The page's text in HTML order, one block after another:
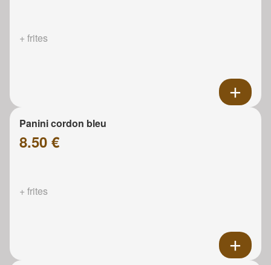
+ frites
Panini cordon bleu
8.50 €
+ frites